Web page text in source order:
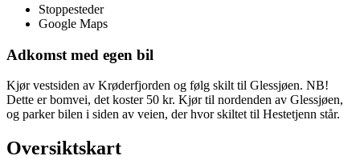
Stoppesteder
Google Maps
Adkomst med egen bil
Kjør vestsiden av Krøderfjorden og følg skilt til Glessjøen. NB!
Dette er bomvei, det koster 50 kr. Kjør til nordenden av Glessjøen,
og parker bilen i siden av veien, der hvor skiltet til Hestetjenn står.
Oversiktskart